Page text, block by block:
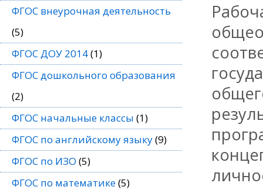
ФГОС внеурочная деятельность
(5)
ФГОС ДОУ 2014(1)
ФГОС дошкольного образования
(2)
ФГОС начальные классы (1)
ФГОС по английскому языку(9)
ФГОС по ИЗО (5)
ФГОС по математике(5)